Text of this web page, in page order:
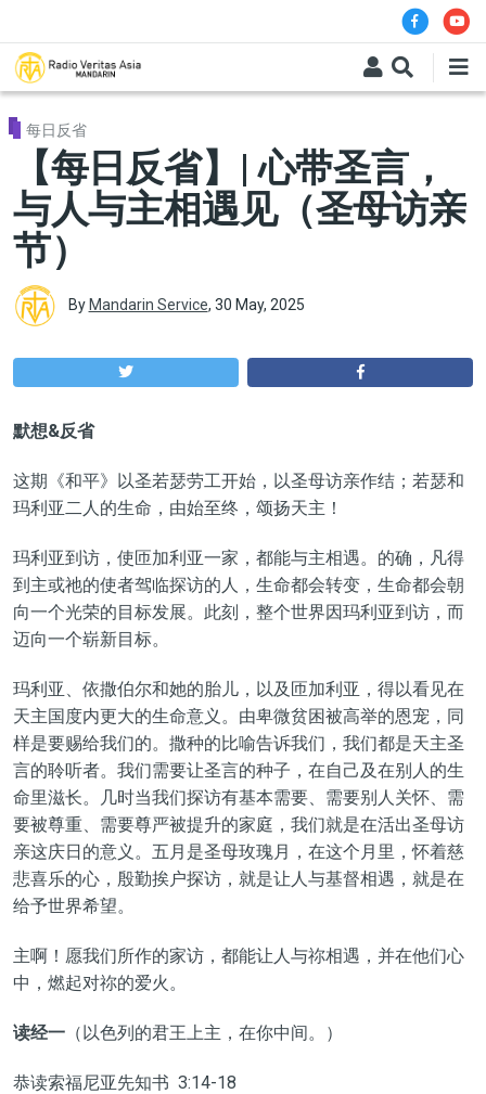
每日反省
【每日反省】| 心带圣言，
与人与主相遇见（圣母访亲
节）
By Mandarin Service, 30 May, 2025
默想&反省
这期《和平》以圣若瑟劳工开始，以圣母访亲作结；若瑟和
玛利亚二人的生命，由始至终，颂扬天主！
玛利亚到访，使匝加利亚一家，都能与主相遇。的确，凡得
到主或祂的使者驾临探访的人，生命都会转变，生命都会朝
向一个光荣的目标发展。此刻，整个世界因玛利亚到访，而
迈向一个崭新目标。
玛利亚、依撒伯尔和她的胎儿，以及匝加利亚，得以看见在
天主国度内更大的生命意义。由卑微贫困被高举的恩宠，同
样是要赐给我们的。撒种的比喻告诉我们，我们都是天主圣
言的聆听者。我们需要让圣言的种子，在自己及在别人的生
命里滋长。几时当我们探访有基本需要、需要别人关怀、需
要被尊重、需要尊严被提升的家庭，我们就是在活出圣母访
亲这庆日的意义。五月是圣母玫瑰月，在这个月里，怀着慈
悲喜乐的心，殷勤挨户探访，就是让人与基督相遇，就是在
给予世界希望。
主啊！愿我们所作的家访，都能让人与祢相遇，并在他们心
中，燃起对祢的爱火。
读经一（以色列的君王上主，在你中间。）
恭读索福尼亚先知书 3:14-18